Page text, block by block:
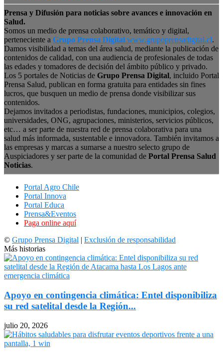
Prensa y Difusión para noticias sobre avances e innovación en
Salud.
Somos un medio de prensa colaborativo, temático y digital,
perteneciente a Grupo Prensa Digital www.grupoprensadigital.cl.
Damos visibilidad a temas del área salud, mediante la publicación de
contenidos de calidad, con una audiencia de profesionales de todas
las edades y tomadores de decisión del ámbito público y privado.
Los 5 portales de Noticias de Grupo Prensa Digital, incluido Portal
Prensa Salud, publican en forma gratuita para entidades sin fines
lucros, que busquen un medio de prensa donde visibilizar sus
contenidos.
Dejamos invitados a periodistas, fundaciones, municipios, colegios,
universidades, ONG, agrupaciones, ministerios, servicios públicos,
etc… a ser parte de nuestra red de prensa colaborativa para una
salud más informada, sustentable e innovadora. También invitamos a
las empresas y marcas a sumarse a nuestro selecto grupo de
Auspiciadores y ser parte de la comunidad de Portal Prensa Salud
Noticias.
Portal Agro Chile
Portal Innova
Portal Educa
Prensa&Eventos
Paga online aquí
© Grupo Prensa Digital | Exclusión de responsabilidad
Más historias
Apoyo en contingencia climática: Entel disponibiliza
su red satelital desde la Región...
julio 20, 2026